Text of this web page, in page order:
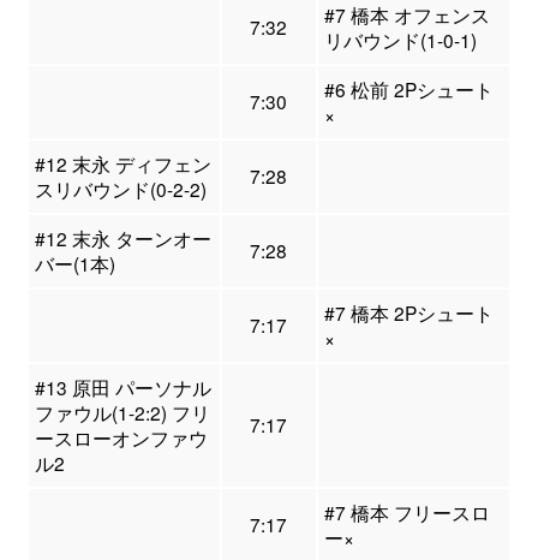
7:32
#7 橋本 オフェンス
リバウンド(1-0-1)
7:30
#6 松前 2Pシュート
×
#12 末永 ディフェン
スリバウンド(0-2-2)
7:28
#12 末永 ターンオー
バー(1本)
7:28
7:17
#7 橋本 2Pシュート
×
#13 原田 パーソナル
ファウル(1-2:2) フリ
ースローオンファウ
ル2
7:17
7:17
#7 橋本 フリースロ
ー×